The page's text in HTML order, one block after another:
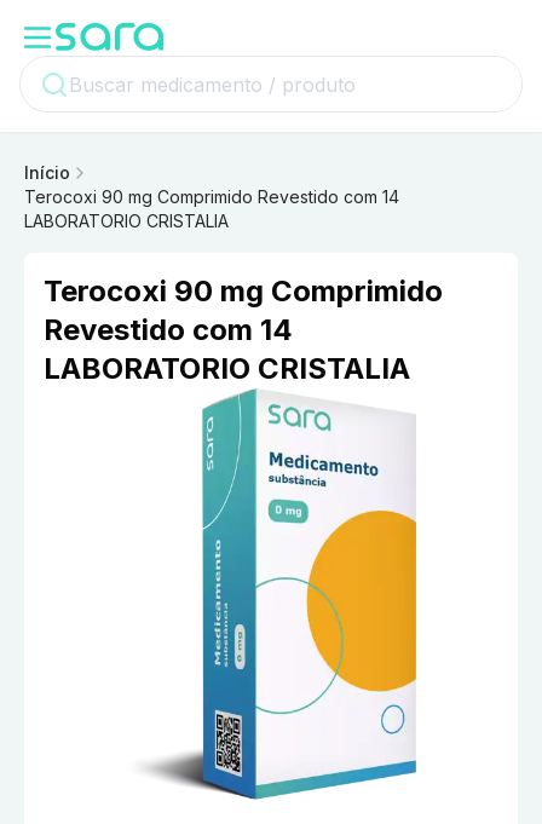
Início
Terocoxi 90 mg Comprimido Revestido com 14
LABORATORIO CRISTALIA
Terocoxi 90 mg Comprimido
Revestido com 14
LABORATORIO CRISTALIA